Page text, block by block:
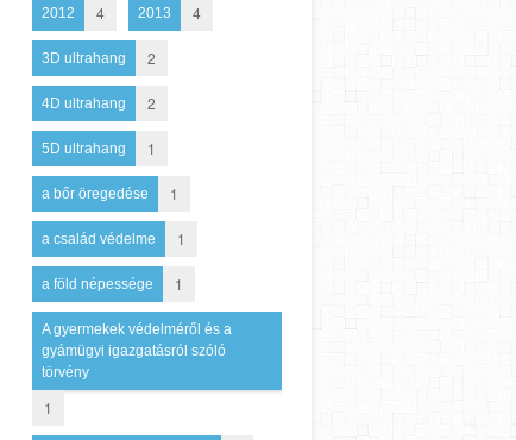
2012 4 2013 4
3D ultrahang 2
4D ultrahang 2
5D ultrahang 1
a bőr öregedése 1
a család védelme 1
a föld népessége 1
A gyermekek védelméről és a
gyámügyi igazgatásról szóló
törvény
1